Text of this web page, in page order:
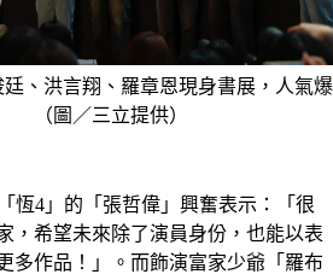
廷、洪言翔、羅章恩現身書展，人氣
（圖／三立提供）
，希望未來除了演員身份，也能以表
多作品！」。而飾演富家少爺「羅布
：「第一次四人公開合體，新的一年